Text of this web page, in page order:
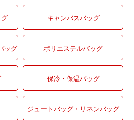
キャンバスバッグ
ッグ ポリエステルバッグ
保冷・保温バッグ
ジュートバッグ・リネンバッグ